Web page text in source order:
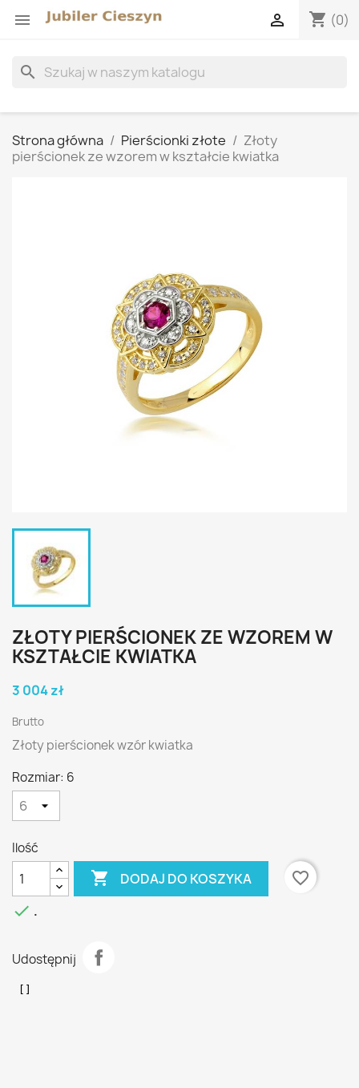
 shopping_cart (0)

search
Strona główna Pierścionki złote
Złoty
pierścionek ze wzorem w kształcie kwiatka
ZŁOTY PIERŚCIONEK ZE WZOREM W
KSZTAŁCIE KWIATKA
3 004 zł
Brutto
Złoty pierścionek wzór kwiatka
Rozmiar: 6
Ilość
 DODAJ DO KOSZYKA
favorite_border
 .
Udostępnij